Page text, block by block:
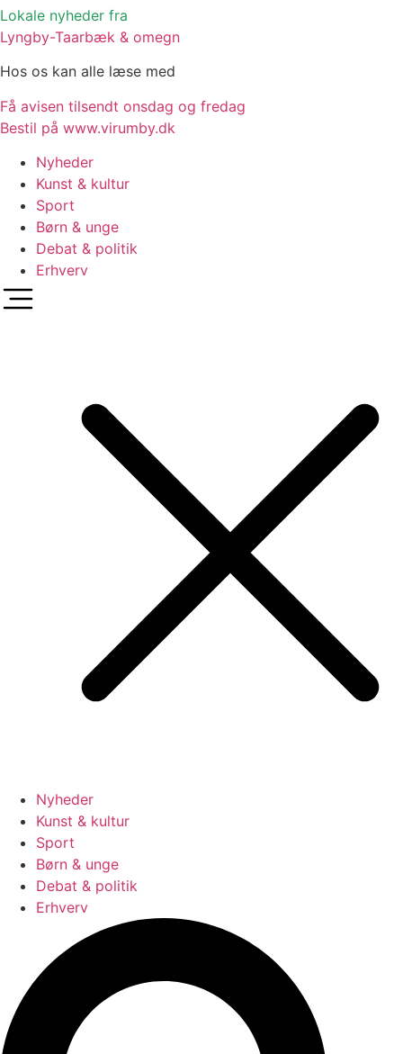
Lokale nyheder fra
Lyngby-Taarbæk & omegn
Hos os kan alle læse med
Få avisen tilsendt onsdag og fredag
Bestil på www.virumby.dk
Nyheder
Kunst & kultur
Sport
Børn & unge
Debat & politik
Erhverv
Nyheder
Kunst & kultur
Sport
Børn & unge
Debat & politik
Erhverv